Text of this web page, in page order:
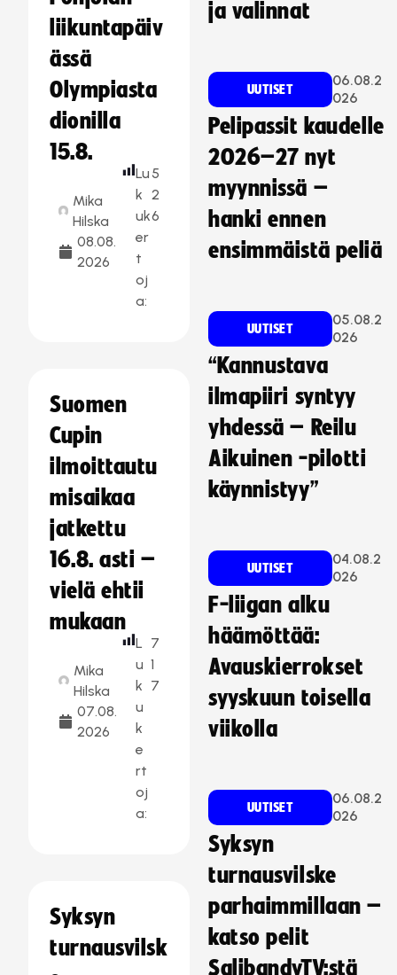
liikuntapäiv
ässä
Olympiasta
dionilla
15.8.
Mika
Hilska
08.08.
2026
Lu
k
uk
er
t
oj
a:
5
2
6
Suomen
Cupin
ilmoittautu
misaikaa
jatkettu
16.8. asti –
vielä ehtii
mukaan
Mika
Hilska
07.08.
2026
L
u
k
u
k
e
rt
oj
a:
7
1
7
Syksyn
turnausvilsk
ja valinnat
UUTISET
06.08.2
026
Pelipassit kaudelle
2026–27 nyt
myynnissä –
hanki ennen
ensimmäistä peliä
UUTISET
05.08.2
026
“Kannustava
ilmapiiri syntyy
yhdessä – Reilu
Aikuinen -pilotti
käynnistyy”
UUTISET
04.08.2
026
F-liigan alku
häämöttää:
Avauskierrokset
syyskuun toisella
viikolla
UUTISET
06.08.2
026
Syksyn
turnausvilske
parhaimmillaan –
katso pelit
SalibandyTV:stä